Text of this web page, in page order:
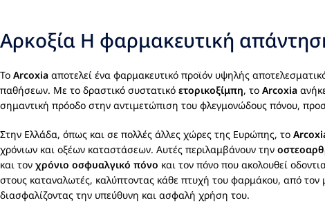
Αρκοξία Η φαρμακευτική
Το Arcoxia αποτελεί ένα φαρμακευτικό προϊόν υψηλής
παθήσεων. Με το δραστικό συστατικό ετορικοξίμπη, το Arcoxia
σημαντική πρόοδο στην αντιμετώπιση του φλεγμονώδους πόνου,
Στην Ελλάδα, όπως και σε πολλές άλλες χώρες της Ευρώπης, το
χρόνιων και οξέων καταστάσεων. Αυτές περιλαμβάνουν την
και τον χρόνιο οσφυαλγικό πόνο και τον πόνο που ακολουθεί
στους καταναλωτές, καλύπτοντας κάθε πτυχή του φαρμάκου, από τον
διασφαλίζοντας την υπεύθυνη και ασφαλή χρήση του.